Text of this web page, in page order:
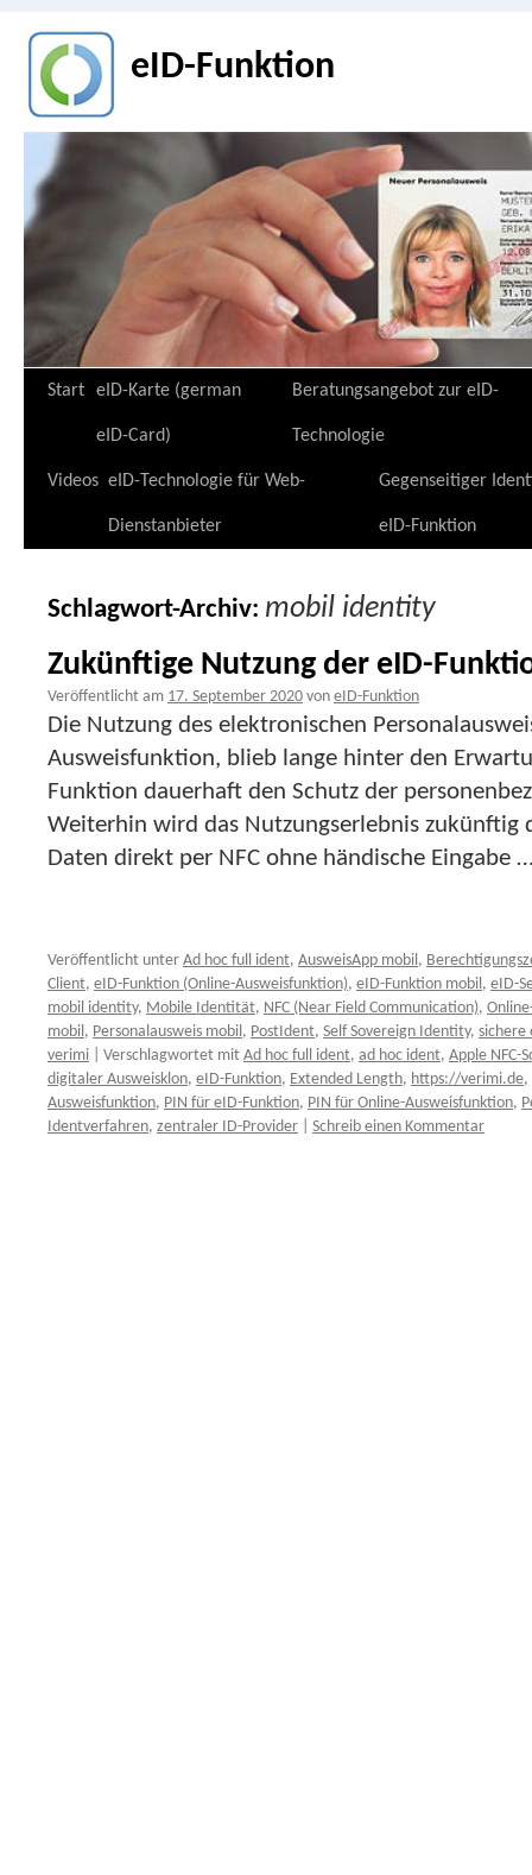
eID-Funktion
Zum
springen
Start eID-Karte (german
eID-Card)
Beratungsangebot zur eID-
Technologie
Videos eID-Technologie für Web-
Dienstanbieter
Gegenseitiger
eID-Funktion
Schlagwort-Archiv: mobil identity
Zukünftige Nutzung der eID-
Veröffentlicht am 17. September 2020 von eID-Funktion
Die Nutzung des elektronischen
Ausweisfunktion, blieb lange hinter den
Funktion dauerhaft den Schutz der
Weiterhin wird das Nutzungserlebnis zukünftig
Daten direkt per NFC ohne händische Eingabe
Veröffentlicht unter Ad hoc full ident, AusweisApp mobil,
Client, eID-Funktion (Online-Ausweisfunktion), eID-Funktion mobil, eID-
mobil identity, Mobile Identität, NFC (Near Field Communication),
mobil, Personalausweis mobil, PostIdent, Self Sovereign Identity, sichere
verimi
Verschlagwortet mit Ad hoc full ident, ad hoc ident, Apple NFC-
digitaler Ausweisklon, eID-Funktion, Extended Length, https://verimi.de,
Ausweisfunktion, PIN für eID-Funktion, PIN für Online-Ausweisfunktion,
Identverfahren, zentraler ID-Provider Schreib einen Kommentar